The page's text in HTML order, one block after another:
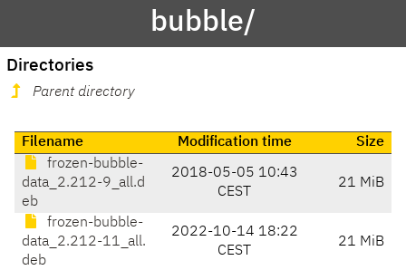
bubble/
Directories
Parent directory
Filename Modification time
Size
frozen-bubble-
data_2.212-9_all.d
eb
2018-05-05 10:43
CEST
21 MiB
frozen-bubble-
data_2.212-11_all.
deb
2022-10-14 18:22
CEST
21 MiB